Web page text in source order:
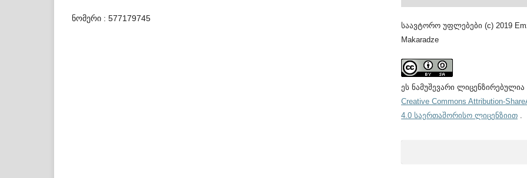
ნომერი : 577179745
საავტორო უფლებები (c) 2019
Makaradze
ეს ნამუშევარი ლიცენზირებულია
Creative Commons Attribution-
4.0 საერთაშორისო ლიცენზიით